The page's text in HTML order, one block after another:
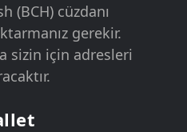
(BCH) cüzdanı
gerekir.
sizin için adresleri